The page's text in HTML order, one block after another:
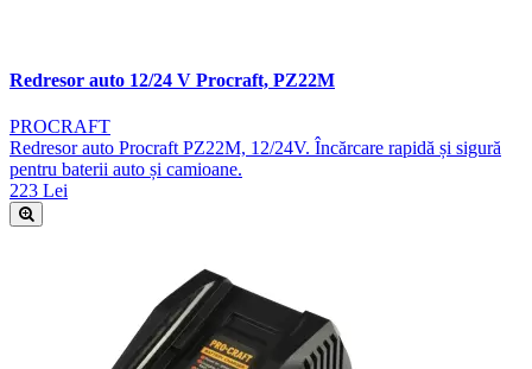
Redresor auto 12/24 V Procraft, PZ22M
PROCRAFT
Redresor auto Procraft PZ22M, 12/24V. Încărcare rapidă și sigură
pentru baterii auto și camioane.
223 Lei